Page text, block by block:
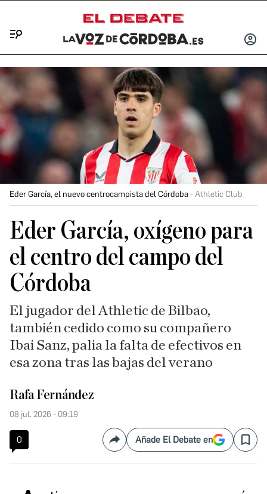
INICIAR
Eder García, el nuevo centrocampista del Córdoba Athletic Club
Eder García, oxígeno para
el centro del campo del
Córdoba
El jugador del Athletic de Bilbao,
también cedido como su compañero
Ibai Sanz, palia la falta de efectivos en
esa zona tras las bajas del verano
Rafa Fernández
08 jul. 2026 - 09:19
0 CompartirAñade El Debate en Save